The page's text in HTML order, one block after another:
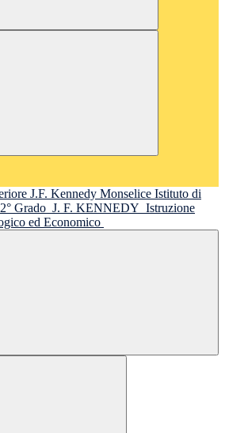
Istituto di
Grado J. F. KENNEDY Istruzione
ed Economico